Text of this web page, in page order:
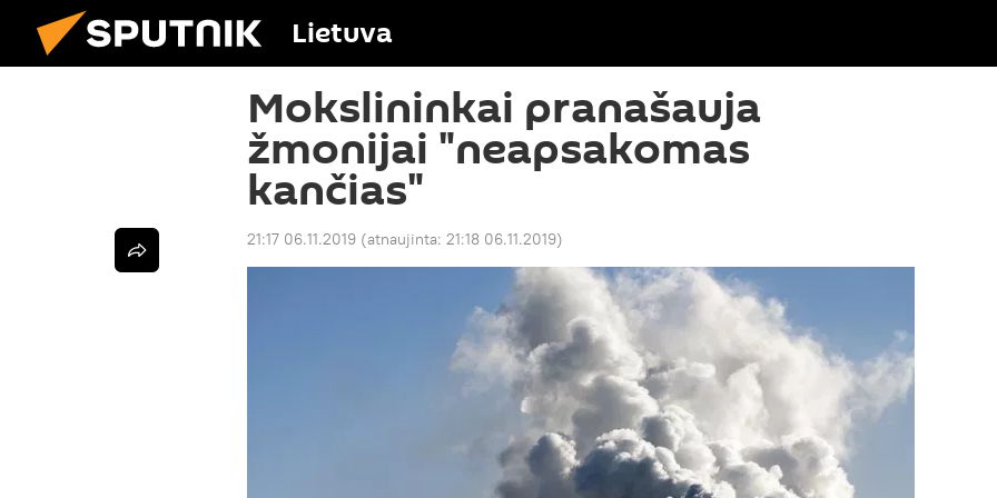
Lietuva
Mokslininkai pranašauja
žmonijai "neapsakomas
kančias"
21:17 06.11.2019 (atnaujinta: 21:18 06.11.2019)